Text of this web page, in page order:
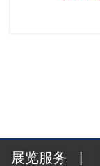
展览服务